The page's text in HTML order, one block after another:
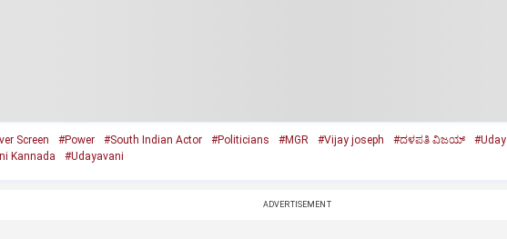
Screen #Power #South Indian Actor #Politicians #MGR #Vijay joseph #ದಳಪತಿ ವಿಜಯ್‌
Kannada
#Udayavani
ADVERTISEMENT